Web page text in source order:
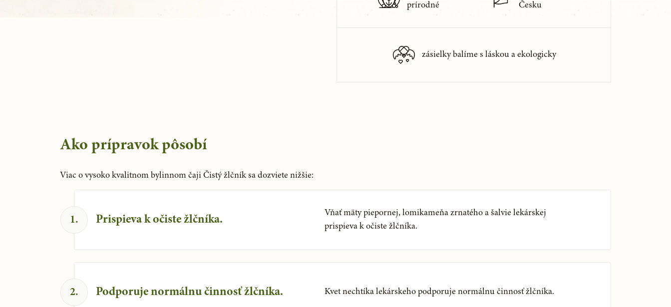
prírodné
Česku
zásielky balíme s láskou a ekologicky
Ako prípravok pôsobí
Viac o vysoko kvalitnom bylinnom čaji Čistý žlčník sa dozviete nižšie:
1. Prispieva k očiste žlčníka.
Vňať mäty piepornej, lomikameňa zrnatého a šalvie lekárskej
prispieva k očiste žlčníka.
2. Podporuje normálnu činnosť žlčníka. Kvet nechtíka lekárskeho podporuje normálnu činnosť žlčníka.